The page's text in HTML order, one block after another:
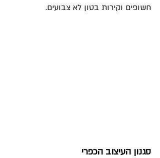
חשופים וקירות בטון לא צבועים.
סגנון העיצוב הכפרי